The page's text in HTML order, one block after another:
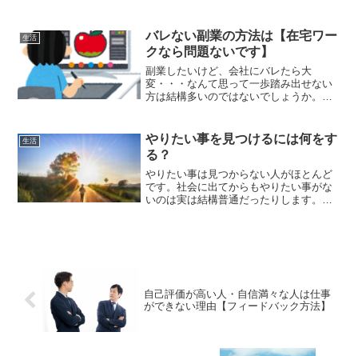
覚える方法なのです。基本を抑える方が
成長は早まります。
生活
バレない副業の方法は【在宅ワー
クなら問題ないです】
副業したいけど、会社にバレたら大
変・・・なんて思って一歩踏み出せない
方は結構多いのではないでしょうか。実
て自分の人生の可能性を広げてみてはい
かがでしょうか。
生活
やりたい事を見つけるには何をす
る？
やりたい事は見つからない人がほとんど
です。社会に出てからもやりたい事がな
いのは実は結構普通だったりします。や
自己評価が高い人・自信満々な人は仕事
ができない理由【フィードバック方法】